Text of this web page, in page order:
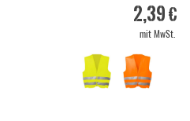
2,39 €
mit MwSt.